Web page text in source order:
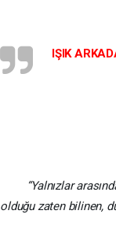
IŞIK
“Yalnızlar
olduğu zaten bilinen,